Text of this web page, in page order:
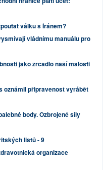
válku s Íránem?
vládnímu manuálu pro
jako zrcadlo naší malosti
oznámil připravenost vyrábět
body. Ozbrojené síly
listů - 9
organizace